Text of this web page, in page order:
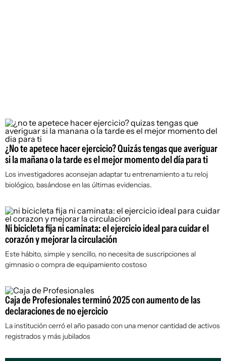
¿No te apetece hacer ejercicio? Quizás tengas que averiguar
si la mañana o la tarde es el mejor momento del día para ti
Los investigadores aconsejan adaptar tu entrenamiento a tu reloj
biológico, basándose en las últimas evidencias.
Ni bicicleta fija ni caminata: el ejercicio ideal para cuidar el
corazón y mejorar la circulación
Este hábito, simple y sencillo, no necesita de suscripciones al
gimnasio o compra de equipamiento costoso
Caja de Profesionales terminó 2025 con aumento de las
declaraciones de no ejercicio
La institución cerró el año pasado con una menor cantidad de activos
registrados y más jubilados